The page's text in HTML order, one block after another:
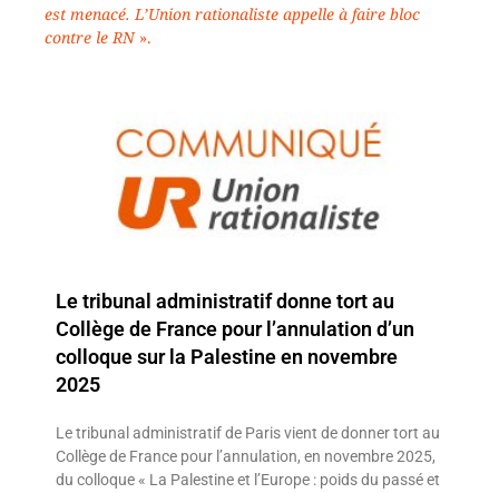
est menacé. L’Union rationaliste appelle à faire bloc
contre le RN ».
Le tribunal administratif donne tort au
Collège de France pour l’annulation d’un
colloque sur la Palestine en novembre
2025
Le tribunal administratif de Paris vient de donner tort au
Collège de France pour l’annulation, en novembre 2025,
du colloque « La Palestine et l’Europe : poids du passé et